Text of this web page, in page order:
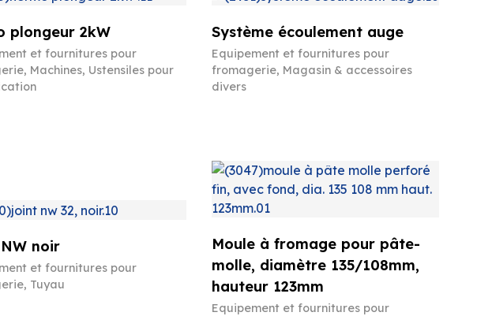
plongeur 2kW
et fournitures pour
, Machines, Ustensiles pour
Système écoulement auge
Equipement et fournitures pour
fromagerie, Magasin & accessoires
divers
noir
et fournitures pour
, Tuyau
Moule à fromage pour pâte-
molle, diamètre 135/108mm,
hauteur 123mm
Equipement et fournitures pour